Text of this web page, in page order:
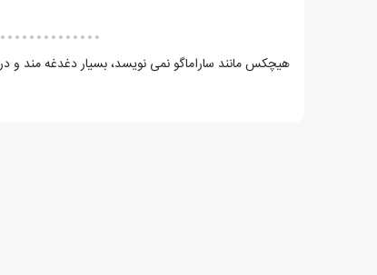
هیچکس مانند ساراماگو نمی نویسد، بسیار دغدغه مند و